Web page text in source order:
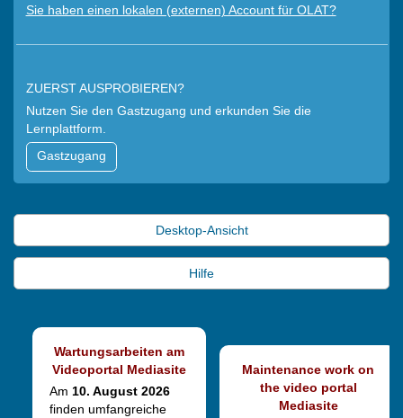
Sie haben einen lokalen (externen) Account für OLAT?
ZUERST AUSPROBIEREN?
Nutzen Sie den Gastzugang und erkunden Sie die
Lernplattform.
Gastzugang
Desktop-Ansicht
Hilfe
Wartungsarbeiten am
Videoportal Mediasite
Am 10. August 2026
finden umfangreiche
Maintenance work on
the video portal
Mediasite